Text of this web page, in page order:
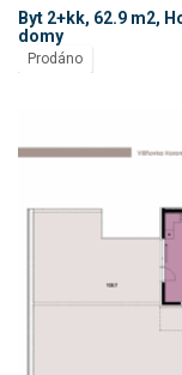
Byt 2+kk, 62.9 m2,
domy
Prodáno